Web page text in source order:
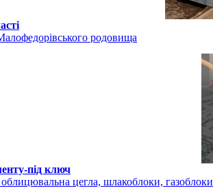
родовища
під ключ
цегла, шлакоблоки, газоблоки